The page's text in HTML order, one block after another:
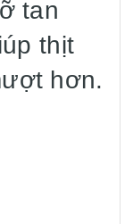
tan
thịt
hơn.